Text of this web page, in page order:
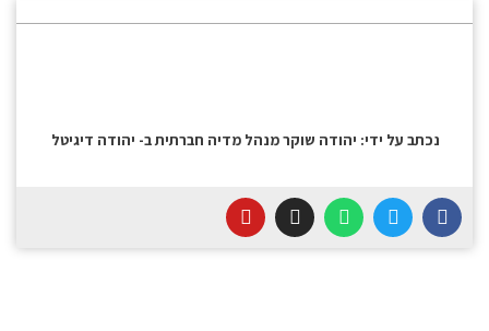
נכתב על ידי: יהודה שוקר מנהל מדיה חברתית ב- יהודה דיגיטל